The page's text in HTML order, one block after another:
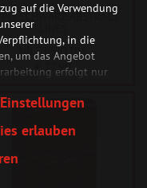
SCHWARZ ABSTRACT
NR. ZIPPO305
€ 77,90
auf die Verwendung
in die
um das Angebot
erfolgt nur
anpassen.
das Einverständnis
Sie Ihre
möchten.
erlauben